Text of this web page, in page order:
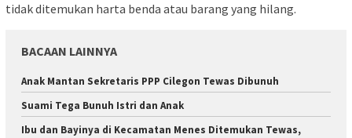
tidak ditemukan harta benda atau barang yang hilang.
BACAAN LAINNYA
Anak Mantan Sekretaris PPP Cilegon Tewas Dibunuh
Suami Tega Bunuh Istri dan Anak
Ibu dan Bayinya di Kecamatan Menes Ditemukan Tewas,